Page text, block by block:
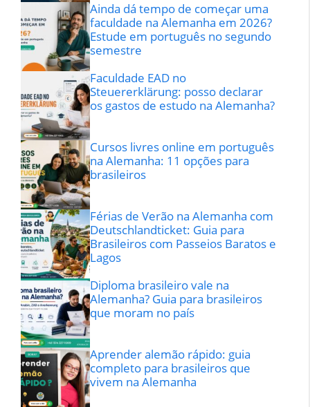
Ainda dá tempo de começar uma
faculdade na Alemanha em 2026?
Estude em português no segundo
semestre
Faculdade EAD no
Steuererklärung: posso declarar
os gastos de estudo na Alemanha?
Cursos livres online em português
na Alemanha: 11 opções para
brasileiros
Férias de Verão na Alemanha com
Deutschlandticket: Guia para
Brasileiros com Passeios Baratos e
Lagos
Diploma brasileiro vale na
Alemanha? Guia para brasileiros
que moram no país
Aprender alemão rápido: guia
completo para brasileiros que
vivem na Alemanha